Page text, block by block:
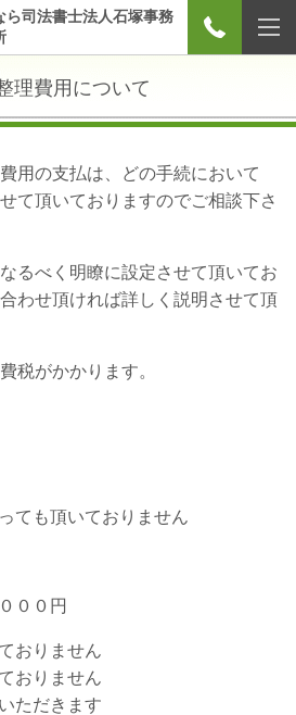
司法書士法人石塚事務
理費用について
用の支払は、どの手続において
て頂いておりますのでご相談下さ
るべく明瞭に設定させて頂いてお
わせ頂ければ詳しく説明させて頂
税がかかります。
も頂いておりません
００円
おりません
おりません
ただきます